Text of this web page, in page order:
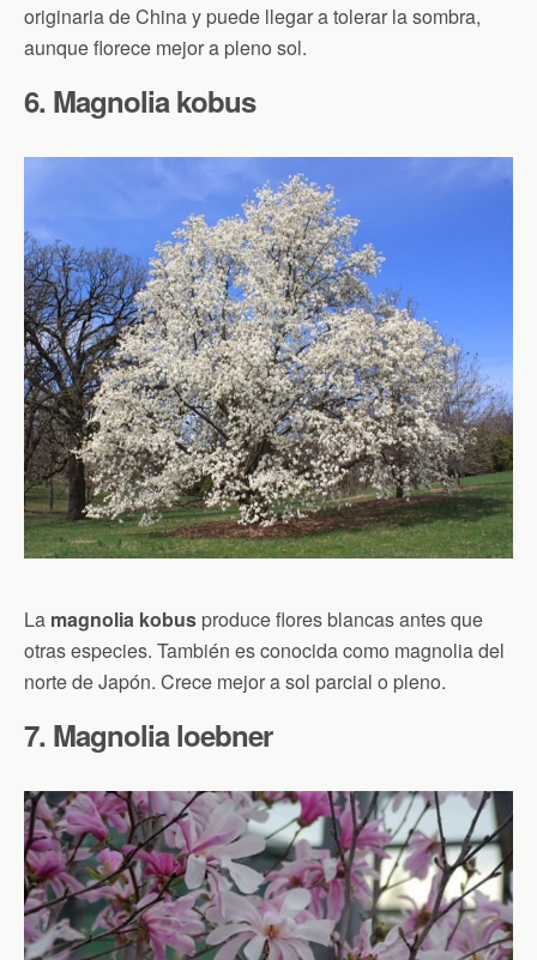
originaria de China y puede llegar a tolerar la sombra,
aunque florece mejor a pleno sol.
6. Magnolia kobus
La magnolia kobus produce flores blancas antes que
otras especies. También es conocida como magnolia del
norte de Japón. Crece mejor a sol parcial o pleno.
7. Magnolia loebner